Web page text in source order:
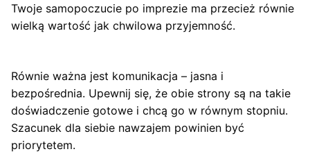
Twoje samopoczucie po imprezie ma przecież równie
wielką wartość jak chwilowa przyjemność.
Równie ważna jest komunikacja – jasna i
bezpośrednia. Upewnij się, że obie strony są na takie
doświadczenie gotowe i chcą go w równym stopniu.
Szacunek dla siebie nawzajem powinien być
priorytetem.